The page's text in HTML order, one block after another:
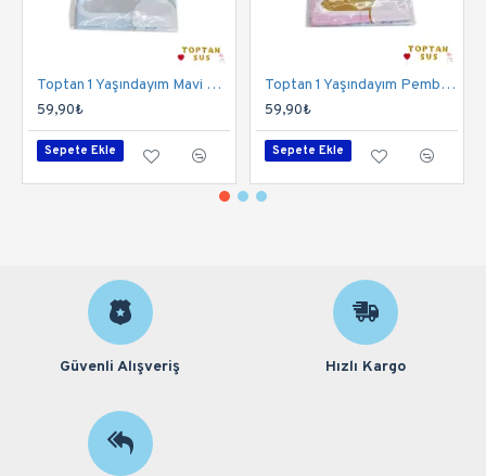
Toptan 1 Yaşındayım Mavi Masa Örtüsü 120x180 Cm
59,90₺
Sepete Ekle
Toptan 1 Yaşındayım Pembe Masa Örtüsü 120x180 Cm
59,90₺
Sepete Ekle
Güvenli Alışveriş Hızlı Kargo